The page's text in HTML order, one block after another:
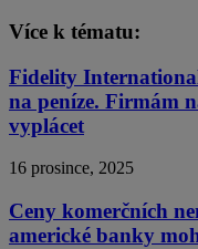
Více k tématu:
Fidelity
na peníze. Firmám
vyplácet
16 prosince, 2025
Ceny komerčních
americké banky